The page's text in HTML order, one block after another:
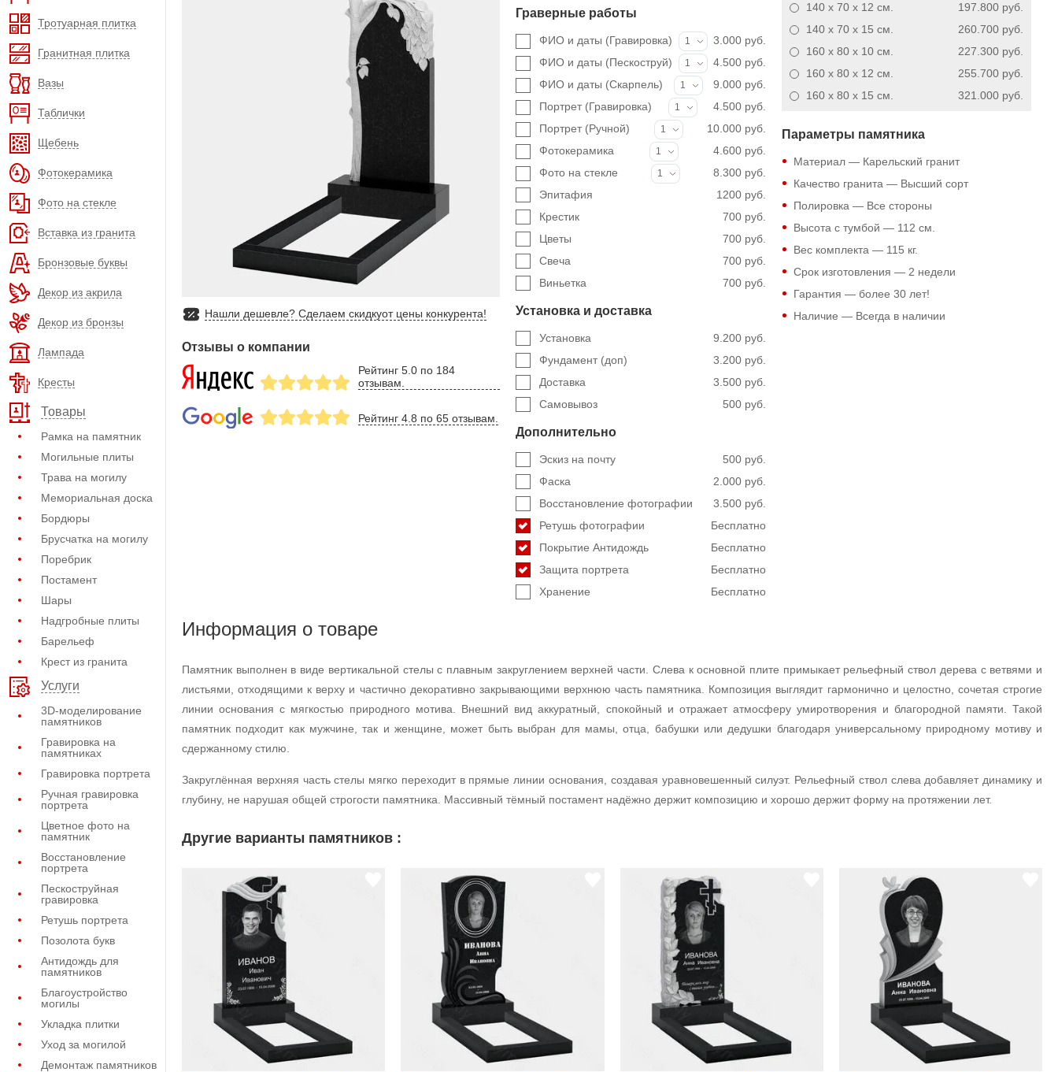
Тротуарная плитка
Гранитная плитка
Вазы
Таблички
Щебень
Фотокерамика
Фото на стекле
Вставка из гранита
Бронзовые буквы
Декор из акрила
Декор из бронзы
Лампада
Кресты
Товары
Рамка на памятник
Могильные плиты
Трава на могилу
Мемориальная доска
Бордюры
Брусчатка на могилу
Поребрик
Постамент
Шары
Надгробные плиты
Барельеф
Крест из гранита
Услуги
3D-моделирование
памятников
Гравировка на
памятниках
Гравировка портрета
Ручная гравировка
портрета
Цветное фото на
памятник
Восстановление
портрета
Пескоструйная
гравировка
Ретушь портрета
Позолота букв
Антидождь для
памятников
Благоустройство
могилы
Укладка плитки
Уход за могилой
Демонтаж памятников
Нашли дешевле? Сделаем скидкуот цены конкурента!
Отзывы о компании
Рейтинг 5.0 по 184
отзывам.
Рейтинг 4.8 по 65 отзывам.
Граверные работы
ФИО и даты (Гравировка) 1
3.000 руб.
ФИО и даты (Пескоструй)
1
4.500 руб.
ФИО и даты (Скарпель)
1
9.000 руб.
Портрет (Гравировка)
1
4.500 руб.
Портрет (Ручной)
1
10.000 руб.
Фотокерамика
1
4.600 руб.
Фото на стекле
1
8.300 руб.
1200 руб.
Эпитафия
700 руб.
Крестик
700 руб.
Цветы
700 руб.
Свеча
700 руб.
Виньетка
Установка и доставка
9.200 руб.
Установка
3.200 руб.
Фундамент (доп)
3.500 руб.
Доставка
500 руб.
Самовывоз
Дополнительно
500 руб.
Эскиз на почту
2.000 руб.
Фаска
3.500 руб.
Восстановление фотографии
Бесплатно
Ретушь фотографии
Бесплатно
Покрытие Антидождь
Бесплатно
Защита портрета
Бесплатно
Хранение
197.800 руб.
140 x 70 x 12 см.
260.700 руб.
140 x 70 x 15 см.
227.300 руб.
160 x 80 x 10см.
255.700 руб.
160 x 80 x 12 см.
321.000 руб.
160 x 80 x 15 см.
Параметры памятника
Материал — Карельский гранит
Качество гранита — Высший сорт
Полировка — Все стороны
Высота с тумбой — 112 см.
Вес комплекта — 115 кг.
Срок изготовления — 2 недели
Гарантия — более 30 лет!
Наличие — Всегда в наличии
Информация о товаре
Памятник выполнен в виде вертикальной стелы с плавным закруглением верхней части. Слева к основной плите примыкает рельефный ствол дерева с ветвями и
листьями, отходящими к верху и частично декоративно закрывающими верхнюю часть памятника. Композиция выглядит гармонично и целостно, сочетая строгие
линии основания с мягкостью природного мотива. Внешний вид аккуратный, спокойный и отражает атмосферу умиротворения и благородной памяти. Такой
памятник подходит как мужчине, так и женщине, может быть выбран для мамы, отца, бабушки или дедушки благодаря универсальному природному мотиву и
сдержанному стилю.
Закруглённая верхняя часть стелы мягко переходит в прямые линии основания, создавая уравновешенный силуэт. Рельефный ствол слева добавляет динамику и
глубину, не нарушая общей строгости памятника. Массивный тёмный постамент надёжно держит композицию и хорошо держит форму на протяжении лет.
Другие варианты памятников :